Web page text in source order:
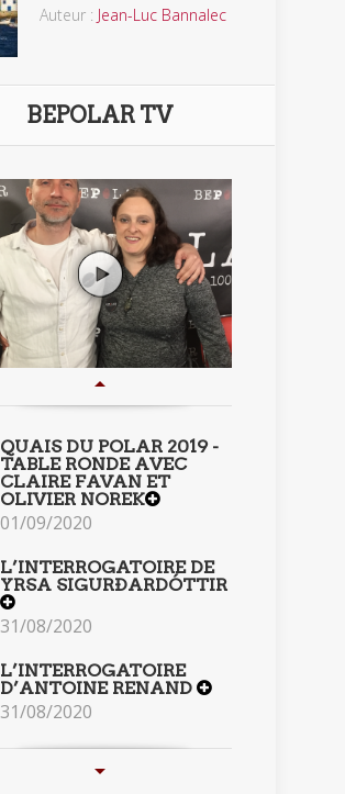
Auteur : Jean-Luc Bannalec
BEPOLAR TV
QUAIS DU POLAR 2019 -
TABLE RONDE AVEC
CLAIRE FAVAN ET
OLIVIER NOREK
01/09/2020
L’INTERROGATOIRE DE
YRSA SIGURÐARDÓTTIR
31/08/2020
L’INTERROGATOIRE
D’ANTOINE RENAND
31/08/2020